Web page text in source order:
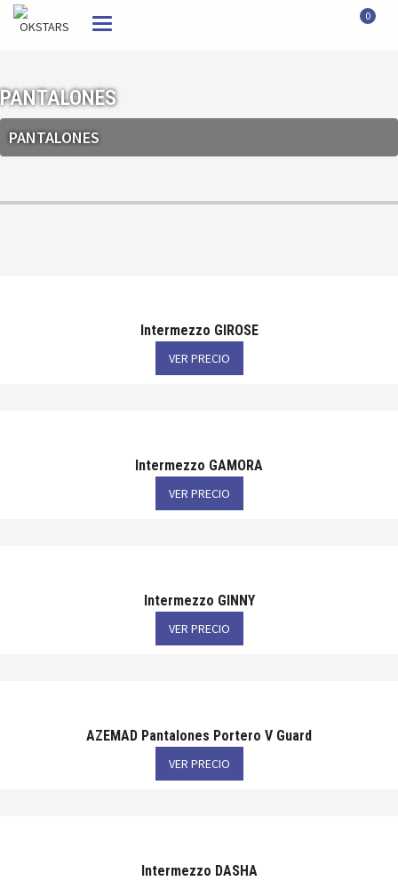
Toggle
0
PANTALONES
PANTALONES
Intermezzo GIROSE
VER PRECIO
Intermezzo GAMORA
VER PRECIO
Intermezzo GINNY
VER PRECIO
AZEMAD Pantalones Portero V Guard
VER PRECIO
Intermezzo DASHA